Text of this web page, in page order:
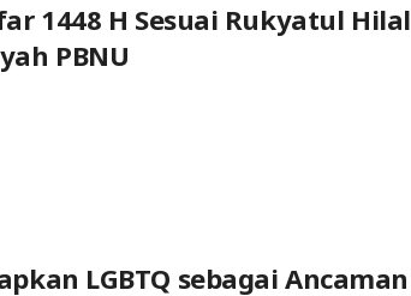
1448 H Sesuai Rukyatul Hilal
PBNU
LGBTQ sebagai Ancaman